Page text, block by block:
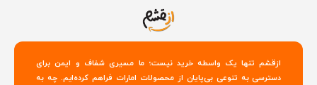
ازقشم تنها یک واسطه خرید نیست؛ ما مسیری شفاف و ایمن برای
دسترسی به تنوعی بی‌پایان از محصولات امارات فراهم کرده‌ایم. چه به